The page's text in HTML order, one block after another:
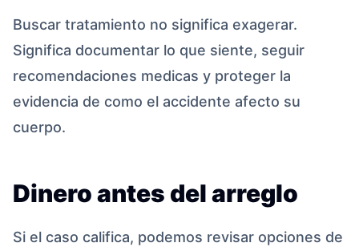
Buscar tratamiento no significa exagerar.
Significa documentar lo que siente, seguir
recomendaciones medicas y proteger la
evidencia de como el accidente afecto su
cuerpo.
Dinero antes del arreglo
Si el caso califica, podemos revisar opciones de